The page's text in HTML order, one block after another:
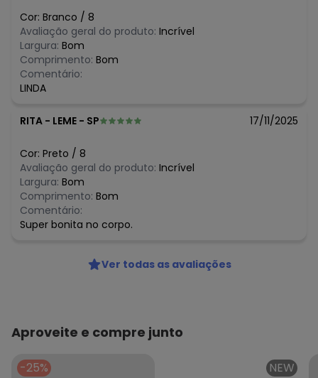
junho/2026
maio/2026
abril/2026
março/2026
fevereiro/2026
Cor: Branco / 8
Avaliação geral do produto: Incrível
Largura: Bom
Comprimento: Bom
Comentário:
LINDA
RITA - LEME - SP 17/11/2025
Cor: Preto / 8
Avaliação geral do produto: Incrível
Largura: Bom
Comprimento: Bom
Comentário:
Super bonita no corpo.
Ver todas as avaliações
Aproveite e compre junto
-25% NEW